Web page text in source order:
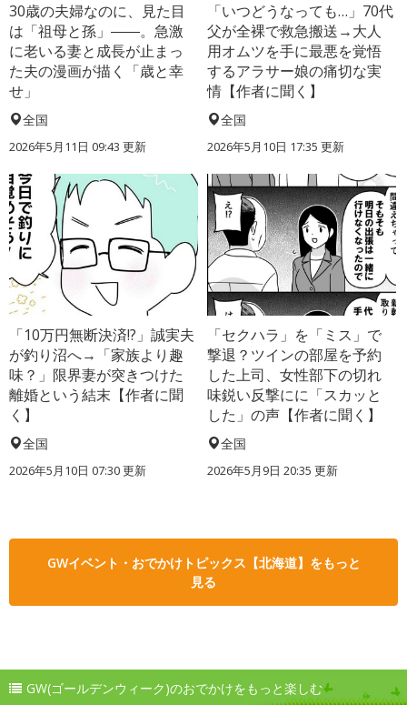
30歳の夫婦なのに、見た目
は「祖母と孫」――。急激
に老いる妻と成長が止まっ
た夫の漫画が描く「歳と幸
せ」
全国
2026年5月11日 09:43 更新
「いつどうなっても…」70代
父が全裸で救急搬送→大人
用オムツを手に最悪を覚悟
するアラサー娘の痛切な実
情【作者に聞く】
全国
2026年5月10日 17:35 更新
「10万円無断決済!?」誠実夫
が釣り沼へ→「家族より趣
味？」限界妻が突きつけた
離婚という結末【作者に聞
く】
全国
2026年5月10日 07:30 更新
「セクハラ」を「ミス」で
撃退？ツインの部屋を予約
した上司、女性部下の切れ
味鋭い反撃にに「スカッと
した」の声【作者に聞く】
全国
2026年5月9日 20:35 更新
GWイベント・おでかけトピックス【北海道】をもっと
見る
GW(ゴールデンウィーク)のおでかけをもっと楽しむ